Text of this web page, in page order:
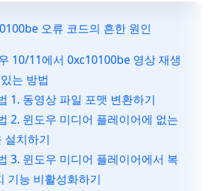
오류 코드의 흔한 원인
10/11에서 0xc10100be 영상 재생
는 방법
1. 동영상 파일 포맷 변환하기
2. 윈도우 미디어 플레이어에 없는
설치하기
3. 윈도우 미디어 플레이어에서 복
기능 비활성화하기